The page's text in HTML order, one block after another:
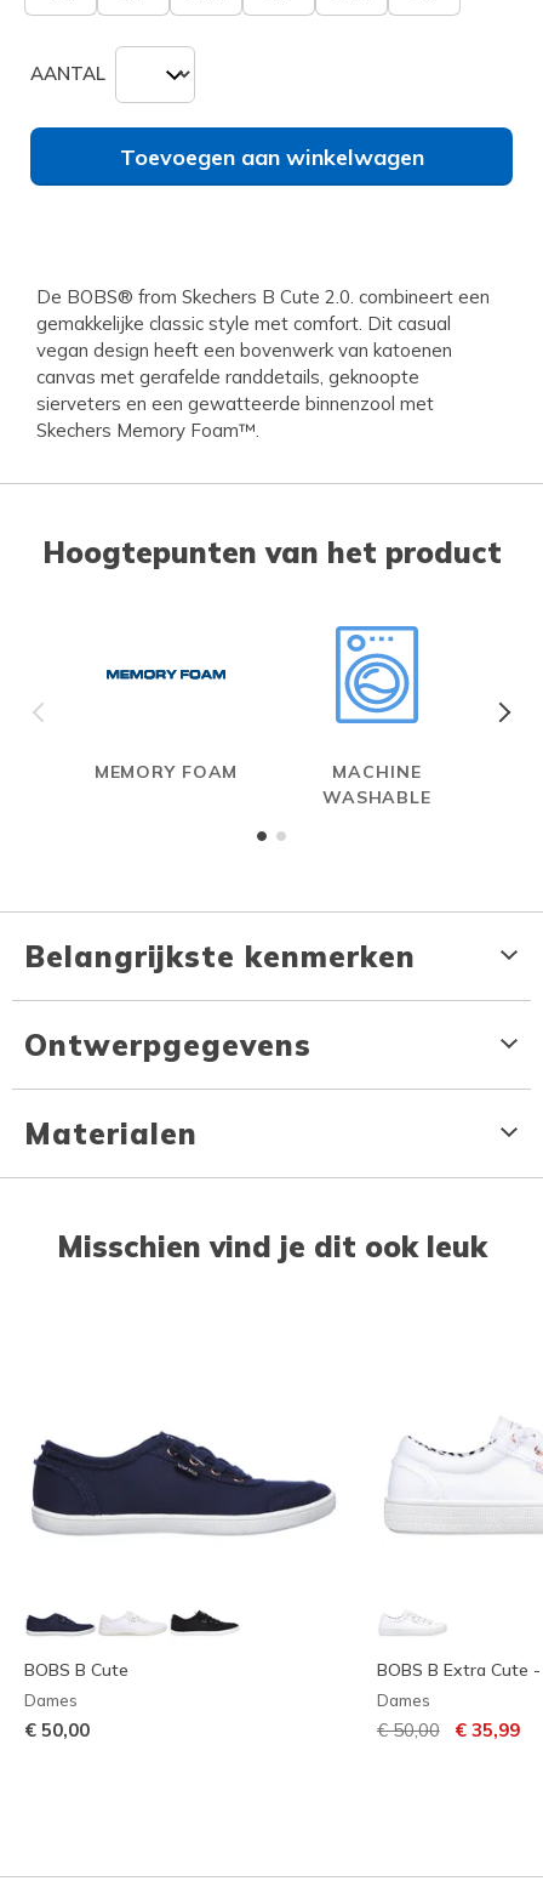
AANTAL
Toevoegen aan winkelwagen
De BOBS® from Skechers B Cute 2.0. combineert een
gemakkelijke classic style met comfort. Dit casual
vegan design heeft een bovenwerk van katoenen
canvas met gerafelde randdetails, geknoopte
sierveters en een gewatteerde binnenzool met
Skechers Memory Foam™.
Hoogtepunten van het product
MEMORY FOAM
MACHINE
WASHABLE
Belangrijkste kenmerken
Ontwerpgegevens
Materialen
Misschien vind je dit ook leuk
BOBS B Cute
Dames
€ 50,00
BOBS B Extra Cute
Dames
Prijs verlaagd van
€ 50,00naar
€ 35,99